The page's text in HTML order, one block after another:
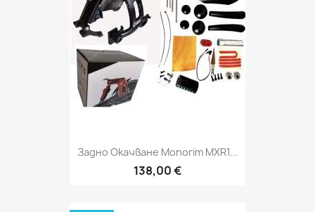
Задно Окачване Monorim MXR1...
138,00 €